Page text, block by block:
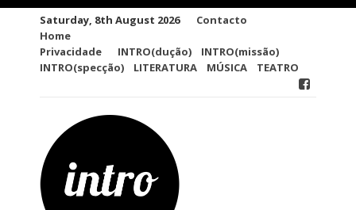
Saturday, 8th August 2026
Contacto
Home
Privacidade
INTRO(dução)
INTRO(missão)
INTRO(specção)
LITERATURA MÚSICA TEATRO